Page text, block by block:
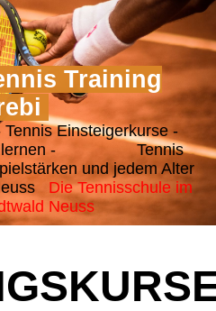
Training
Einsteigerkurse -
lernen - Tennis
und jedem Alter
Die Tennisschule im
Neuss